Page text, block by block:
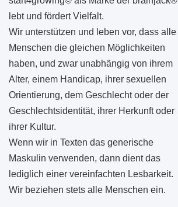
lebt und fördert Vielfalt.
Wir unterstützen und leben vor, dass alle
Menschen die gleichen Möglichkeiten
haben, und zwar unabhängig von ihrem
Alter, einem Handicap, ihrer sexuellen
Orientierung, dem Geschlecht oder der
Geschlechtsidentität, ihrer Herkunft oder
ihrer Kultur.
Wenn wir in Texten das generische
Maskulin verwenden, dann dient das
lediglich einer vereinfachten Lesbarkeit.
Wir beziehen stets alle Menschen ein.